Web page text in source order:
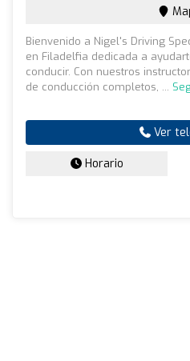
Bienvenido a Nigel's Driving
en Filadelfia dedicada a
conducir. Con nuestros
de conducción completos, ...
Ver
Horario